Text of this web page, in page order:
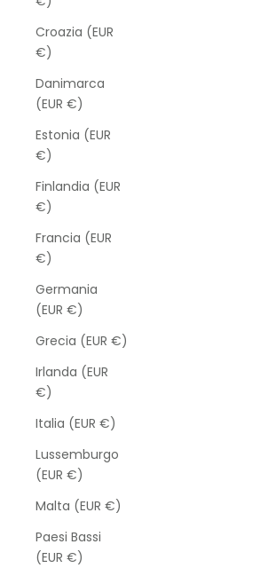
Croazia (EUR
€)
Danimarca
(EUR €)
Estonia (EUR
€)
Finlandia (EUR
€)
Francia (EUR
€)
Germania
(EUR €)
Grecia (EUR €)
Irlanda (EUR
€)
Italia (EUR €)
Lussemburgo
(EUR €)
Malta (EUR €)
Paesi Bassi
(EUR €)